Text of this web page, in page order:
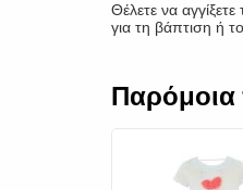
Θέλετε να
για τη βάπτιση ή
Παρόμοια